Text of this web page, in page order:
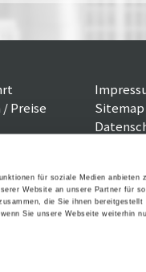
für soziale Medien
Website an unsere Partner für
die Sie ihnen
Sie unsere Webseite weiterhin
Preise
Sitemap